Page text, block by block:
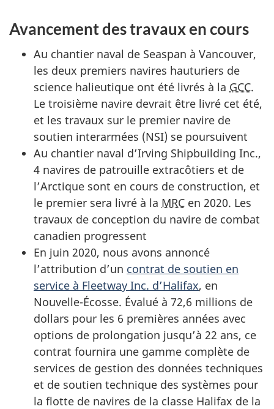
n
i
Avancement des travaux en cours
Au chantier naval de Seaspan à Vancouver,
les deux premiers navires hauturiers de
science halieutique ont été livrés à la GCC.
Le troisième navire devrait être livré cet été,
et les travaux sur le premier navire de
soutien interarmées (NSI) se poursuivent
Au chantier naval d’Irving Shipbuilding Inc.,
4 navires de patrouille extracôtiers et de
l’Arctique sont en cours de construction, et
le premier sera livré à la MRC en 2020. Les
travaux de conception du navire de combat
canadien progressent
En juin 2020, nous avons annoncé
l’attribution d’un contrat de soutien en
service à Fleetway Inc. d’Halifax, en
Nouvelle-Écosse. Évalué à 72,6 millions de
dollars pour les 6 premières années avec
options de prolongation jusqu’à 22 ans, ce
contrat fournira une gamme complète de
services de gestion des données techniques
et de soutien technique des systèmes pour
la flotte de navires de la classe Halifax de la